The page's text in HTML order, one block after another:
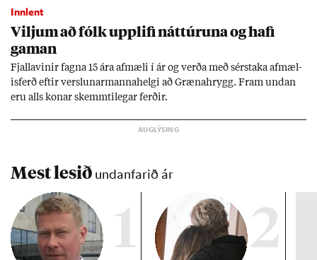
Innlent
Vilj­um að fólk upp­lifi nátt­úr­una og hafi
gam­an
Fjalla­vin­ir fagna 15 ára af­mæli í ár og verða með sér­staka af­mæl­
is­ferð eft­ir versl­un­ar­manna­helgi að Græna­hrygg. Fram und­an
eru alls kon­ar skemmti­leg­ar ferð­ir.
Mest lesið undanfarið ár
1 2